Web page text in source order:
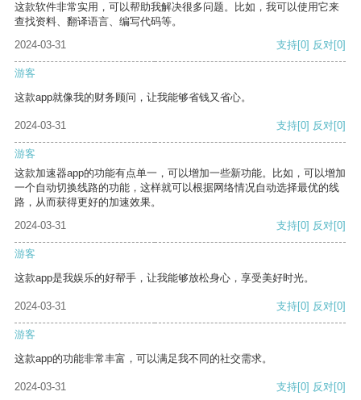
这款软件非常实用，可以帮助我解决很多问题。比如，我可以使用它来
查找资料、翻译语言、编写代码等。
2024-03-31
支持[0] 反对[0]
游客
这款app就像我的财务顾问，让我能够省钱又省心。
2024-03-31 支持[0] 反对[0]
游客
这款加速器app的功能有点单一，可以增加一些新功能。比如，可以增加
一个自动切换线路的功能，这样就可以根据网络情况自动选择最优的线
路，从而获得更好的加速效果。
2024-03-31
支持[0] 反对[0]
游客
这款app是我娱乐的好帮手，让我能够放松身心，享受美好时光。
2024-03-31 支持[0] 反对[0]
游客
这款app的功能非常丰富，可以满足我不同的社交需求。
2024-03-31 支持[0] 反对[0]